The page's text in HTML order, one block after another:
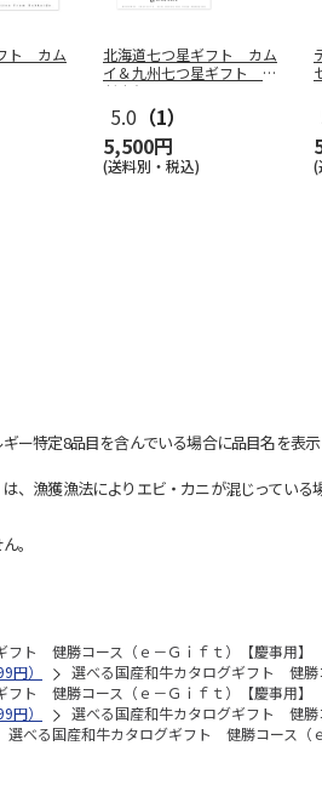
ト カム
北海道七つ星ギフト カム
イ＆九州七つ星ギフト ひ
だまり
5.0 （1）
5,500円
(送料別・税込) (
特定8品目を含んでいる場合に品目名を表示
漁獲漁法によりエビ・カニが混じってい
。
フト 健勝コース（ｅ－Ｇｉｆｔ）【慶事用】
円）
選べる国産和牛カタログギフト 健勝
フト 健勝コース（ｅ－Ｇｉｆｔ）【慶事用】
円）
選べる国産和牛カタログギフト 健勝
選べる国産和牛カタログギフト 健勝コース（